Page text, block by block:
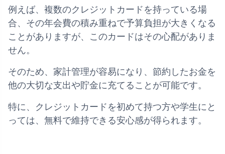
例えば、複数のクレジットカードを持っている場
合、その年会費の積み重ねで予算負担が大きくなる
ことがありますが、このカードはその心配がありま
せん。
そのため、家計管理が容易になり、節約したお金を
他の大切な支出や貯金に充てることが可能です。
特に、クレジットカードを初めて持つ方や学生にと
っては、無料で維持できる安心感が得られます。